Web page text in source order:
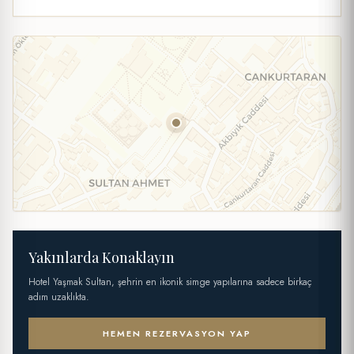
Yakınlarda Konaklayın
Hotel Yaşmak Sultan, şehrin en ikonik simge yapılarına sadece birkaç
adım uzaklıkta.
HEMEN REZERVASYON YAP